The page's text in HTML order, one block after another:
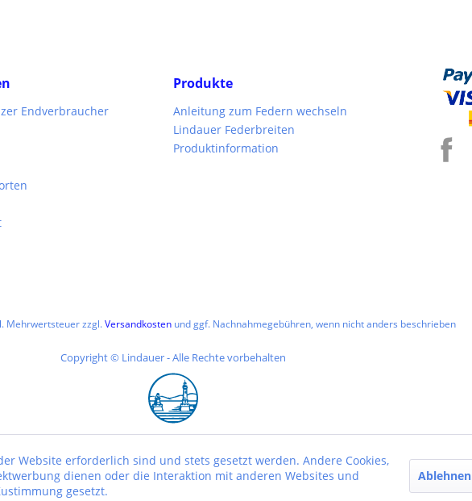
Endverbraucher
Produkte
Anleitung zum Federn wechseln
Lindauer Federbreiten
Produktinformation
Mehrwertsteuer zzgl.Versandkostenund ggf. Nachnahmegebühren, wenn nicht anders beschrieben
Copyright © Lindauer - Alle Rechte vorbehalten
Website erforderlich sind und stets gesetzt werden. Andere Cookies,
dienen oder die Interaktion mit anderen Websites und
gesetzt.
Ablehnen